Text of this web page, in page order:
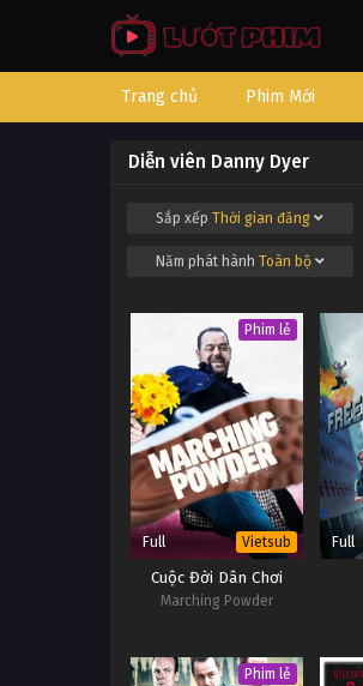
Trang chủ Phim Mới
Diễn viên Danny Dyer
Sắp xếpThời gian đăng
Năm phát hành Toàn bộ
Phim lẻ
Full Vietsub
Cuộc Đời Dân Chơi
Marching Powder
Full
Phim lẻ